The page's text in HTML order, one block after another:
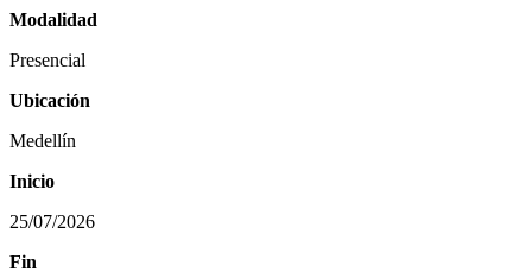
Modalidad
Presencial
Ubicación
Medellín
Inicio
25/07/2026
Fin